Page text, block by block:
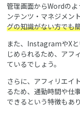
管理画面からWordのよ
ンテンツ・マネジメン
グの知識がない方でも
また、InstagramやXと
じめられるため、アフ
ているでしょう。
さらに、アフィリエイ
るため、通勤時間や仕
できるという特徴もあり